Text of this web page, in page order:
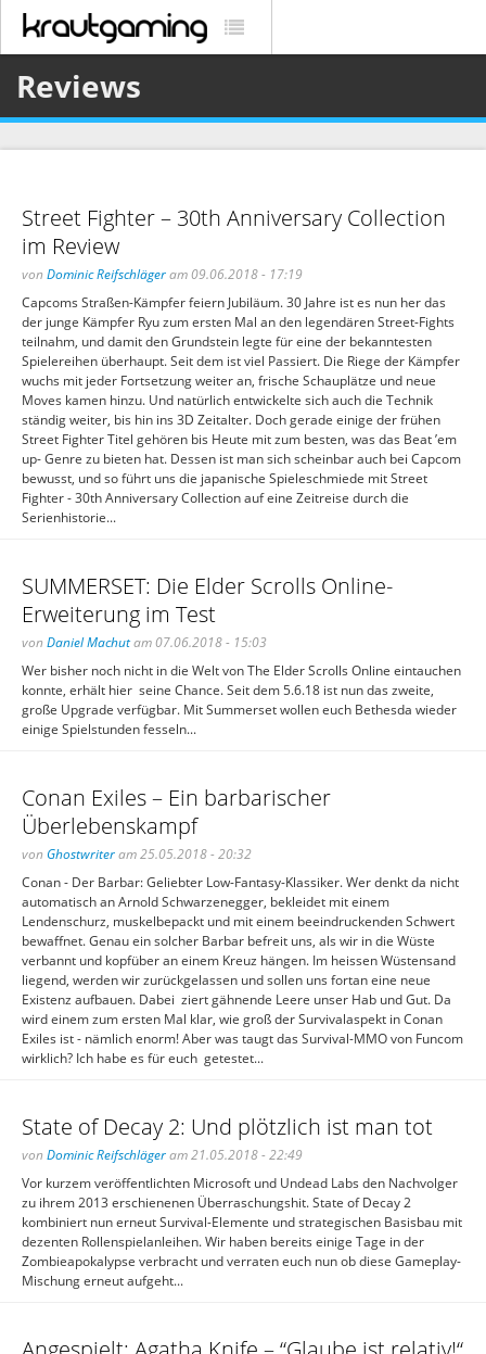
Reviews
Street Fighter – 30th Anniversary Collection
im Review
von Dominic Reifschlägeram 09.06.2018 - 17:19
Capcoms Straßen-Kämpfer feiern Jubiläum. 30 Jahre ist es nun her das
der junge Kämpfer Ryu zum ersten Mal an den legendären Street-Fights
teilnahm, und damit den Grundstein legte für eine der bekanntesten
Spielereihen überhaupt. Seit dem ist viel Passiert. Die Riege der Kämpfer
wuchs mit jeder Fortsetzung weiter an, frische Schauplätze und neue
Moves kamen hinzu. Und natürlich entwickelte sich auch die Technik
ständig weiter, bis hin ins 3D Zeitalter. Doch gerade einige der frühen
Street Fighter Titel gehören bis Heute mit zum besten, was das Beat ’em
up- Genre zu bieten hat. Dessen ist man sich scheinbar auch bei Capcom
bewusst, und so führt uns die japanische Spieleschmiede mit Street
Fighter - 30th Anniversary Collection auf eine Zeitreise durch die
Serienhistorie...
SUMMERSET: Die Elder Scrolls Online-
Erweiterung im Test
von Daniel Machutam 07.06.2018 - 15:03
Wer bisher noch nicht in die Welt von The Elder Scrolls Online eintauchen
konnte, erhält hier seine Chance. Seit dem 5.6.18 ist nun das zweite,
große Upgrade verfügbar. Mit Summerset wollen euch Bethesda wieder
einige Spielstunden fesseln...
Conan Exiles – Ein barbarischer
Überlebenskampf
von Ghostwriteram 25.05.2018 - 20:32
Conan - Der Barbar: Geliebter Low-Fantasy-Klassiker. Wer denkt da nicht
automatisch an Arnold Schwarzenegger, bekleidet mit einem
Lendenschurz, muskelbepackt und mit einem beeindruckenden Schwert
bewaffnet. Genau ein solcher Barbar befreit uns, als wir in die Wüste
verbannt und kopfüber an einem Kreuz hängen. Im heissen Wüstensand
liegend, werden wir zurückgelassen und sollen uns fortan eine neue
Existenz aufbauen. Dabei ziert gähnende Leere unser Hab und Gut. Da
wird einem zum ersten Mal klar, wie groß der Survivalaspekt in Conan
Exiles ist - nämlich enorm! Aber was taugt das Survival-MMO von Funcom
wirklich? Ich habe es für euch getestet...
State of Decay 2: Und plötzlich ist man tot
von Dominic Reifschlägeram 21.05.2018 - 22:49
Vor kurzem veröffentlichten Microsoft und Undead Labs den Nachvolger
zu ihrem 2013 erschienenen Überraschungshit. State of Decay 2
kombiniert nun erneut Survival-Elemente und strategischen Basisbau mit
dezenten Rollenspielanleihen. Wir haben bereits einige Tage in der
Zombieapokalypse verbracht und verraten euch nun ob diese Gameplay-
Mischung erneut aufgeht...